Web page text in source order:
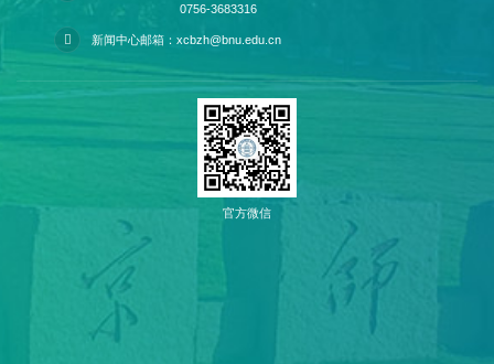
0756-3683316
新闻中心邮箱：xcbzh@bnu.edu.cn
官方微信